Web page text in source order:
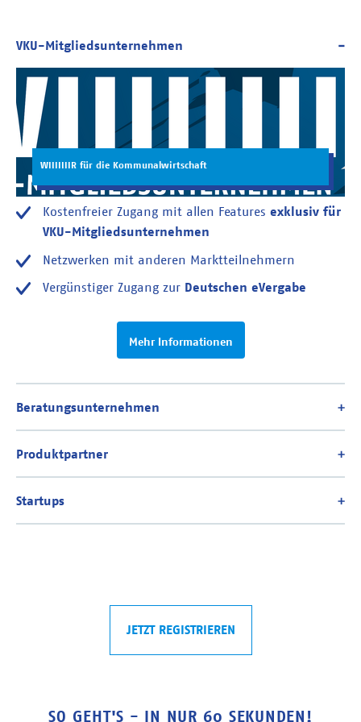
WIIIIIIIR für die Kommunalwirtschaft
Kostenfreier Zugang mit allen Features exklusiv für
VKU-Mitgliedsunternehmen
Netzwerken mit anderen Marktteilnehmern
Vergünstiger Zugang zur Deutschen eVergabe
Mehr Informationen
JETZT REGISTRIEREN
SO GEHT'S - IN NUR 60 SEKUNDEN!